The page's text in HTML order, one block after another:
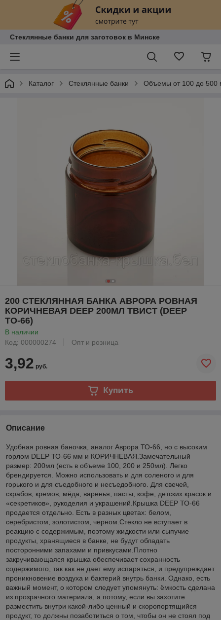
Стеклянные банки для заготовок в Минске
Каталог Стеклянные банки Объемы от 100 до 500
200 СТЕКЛЯННАЯ БАНКА АВРОРА РОВНАЯ
КОРИЧНЕВАЯ DEEP 200МЛ ТВИСТ (DEEP
ТО-66)
В наличии
Код: 000000274
Опт и розница
3,92 руб.
Купить
Описание
Удобная ровная баночка, аналог Аврора ТО-66, но с высоким
горлом DEEP ТО-66 мм и КОРИЧНЕВАЯ.Замечательный
размер: 200мл (есть в объеме 100, 200 и 250мл). Легко
брендируется. Можно использовать и для соленого и для
горького и для съедобного и несъедобного. Для свечей,
скрабов, кремов, мёда, варенья, пасты, кофе, детских красок и
«секретиков», рукоделия и украшений.Крышка DEEP ТО-66
продается отдельно. Есть в разных цветах: белом,
серебристом, золотистом, черном.Стекло не вступает в
реакцию с содержимым, поэтому жидкости или сыпучие
продукты, хранящиеся в банке, не будут обладать
посторонними запахами и привкусами.Плотно
закручивающаяся крышка обеспечивает сохранность
содержимого, так как не дает ему испаряться, и предупреждает
проникновение воздуха и бактерий внутрь банки. Однако, есть
важный момент, о котором следует упомянуть: ёмкость сделана
из прозрачного материала, а потому, если вы захотите
разместить внутри какой-либо ценный и скоропортящийся
продукт, то должны позаботиться о том, чтобы он не стоял под